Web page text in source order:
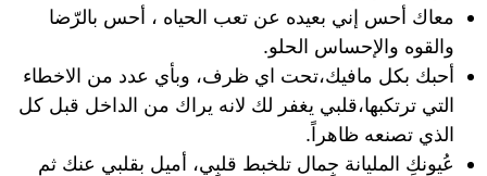
معاك أحس إني بعيده عن تعب الحياه ، أحس بالرّضا
والقوه والإحساس الحلو.
أحبك بكل مافيك،تحت اي ظرف، وبأي عدد من الاخطاء
التي ترتكبها،قلبي يغفر لك لانه يراك من الداخل قبل كل
الذي تصنعه ظاهراً.
‏عُيونكِ المليانة جِمال تلخبط قلبِي، ‏أميل بقلبي عنك ثم